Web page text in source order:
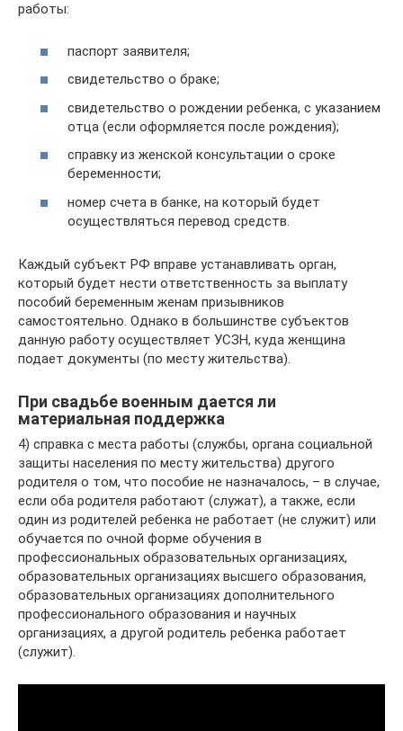
работы:
паспорт заявителя;
свидетельство о браке;
свидетельство о рождении ребенка, с указанием
отца (если оформляется после рождения);
справку из женской консультации о сроке
беременности;
номер счета в банке, на который будет
осуществляться перевод средств.
Каждый субъект РФ вправе устанавливать орган,
который будет нести ответственность за выплату
пособий беременным женам призывников
самостоятельно. Однако в большинстве субъектов
данную работу осуществляет УСЗН, куда женщина
подает документы (по месту жительства).
При свадьбе военным дается ли
материальная поддержка
4) справка с места работы (службы, органа социальной
защиты населения по месту жительства) другого
родителя о том, что пособие не назначалось, – в случае,
если оба родителя работают (служат), а также, если
один из родителей ребенка не работает (не служит) или
обучается по очной форме обучения в
профессиональных образовательных организациях,
образовательных организациях высшего образования,
образовательных организациях дополнительного
профессионального образования и научных
организациях, а другой родитель ребенка работает
(служит).